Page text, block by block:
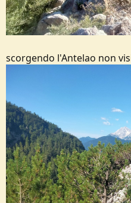
scorgendo l'Antelao non